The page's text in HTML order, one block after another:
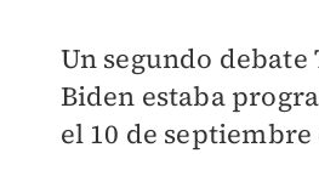
Un segundo
Biden estaba
el 10 de